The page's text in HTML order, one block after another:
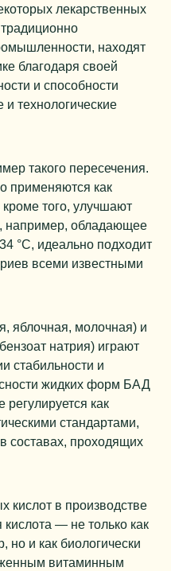
лекарственных
находят
благодаря своей
и способности
и технологические
такого пересечения.
применяются как
того, улучшают
например, обладающее
°C, идеально подходит
всеми известными
яблочная, молочная) и
натрия) играют
стабильности и
жидких форм БАД
как
стандартами,
составах, проходящих
кислот в производстве
— не только как
но и как биологически
витаминным